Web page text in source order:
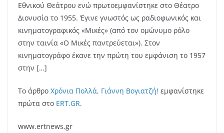
Εθνικού Θεάτρου ενώ πρωτοεμφανίστηκε στο Θέατρο
Διονυσία το 1955. Έγινε γνωστός ως ραδιοφωνικός και
κινηματογραφικός «Μικές» (από τον ομώνυμο ρόλο
στην ταινία «Ο Μικές παντρεύεται»). Στον
κινηματογράφο έκανε την πρώτη του εμφάνιση το 1957
στην […]
Το άρθρο Χρόνια Πολλά, Γιάννη Βογιατζή! εμφανίστηκε
πρώτα στο ERT.GR.
www.ertnews.gr